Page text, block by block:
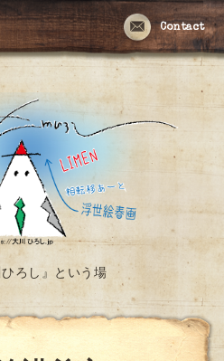
Contact
ろし』という場